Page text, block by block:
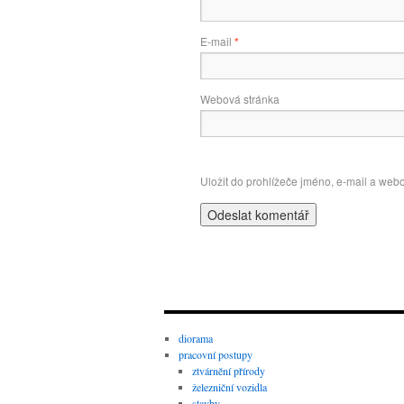
E-mail *
Webová stránka
Uložit do prohlížeče jméno, e-mail a
diorama
pracovní postupy
ztvárnění přírody
železniční vozidla